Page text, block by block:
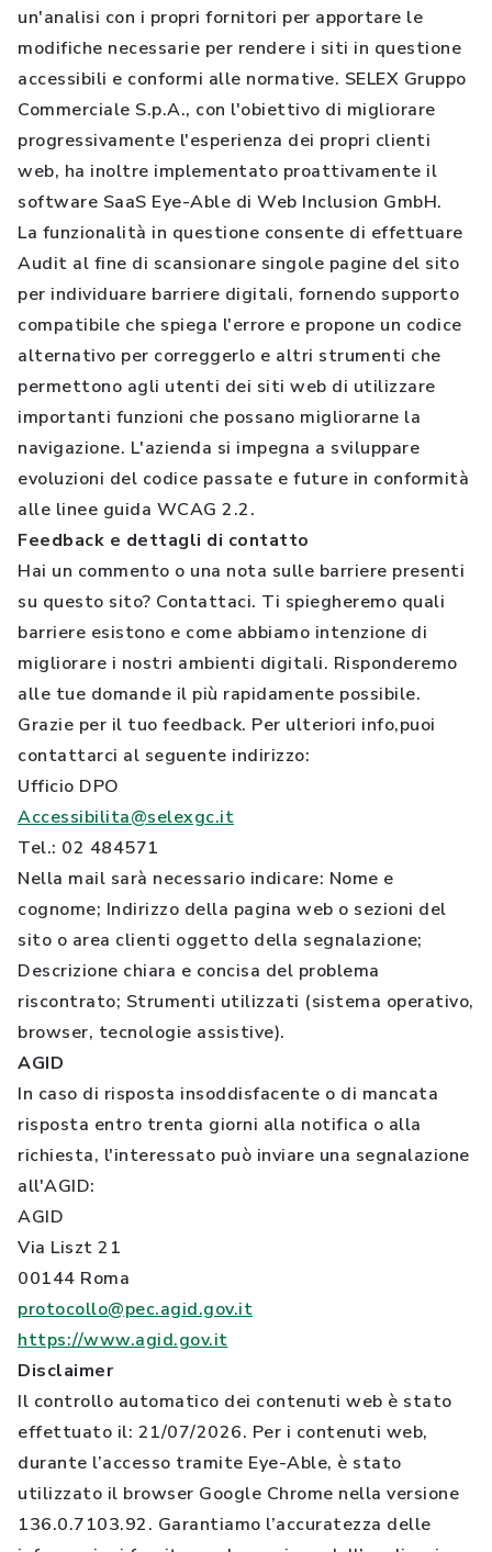
un'analisi con i propri fornitori per apportare le
modifiche necessarie per rendere i siti in questione
accessibili e conformi alle normative. SELEX Gruppo
Commerciale S.p.A., con l'obiettivo di migliorare
progressivamente l'esperienza dei propri clienti
web, ha inoltre implementato proattivamente il
software SaaS Eye-Able di Web Inclusion GmbH.
La funzionalità in questione consente di effettuare
Audit al fine di scansionare singole pagine del sito
per individuare barriere digitali, fornendo supporto
compatibile che spiega l'errore e propone un codice
alternativo per correggerlo e altri strumenti che
permettono agli utenti dei siti web di utilizzare
importanti funzioni che possano migliorarne la
navigazione. L'azienda si impegna a sviluppare
evoluzioni del codice passate e future in conformità
alle linee guida WCAG 2.2.
Feedback e dettagli di contatto
Hai un commento o una nota sulle barriere presenti
su questo sito? Contattaci. Ti spiegheremo quali
barriere esistono e come abbiamo intenzione di
migliorare i nostri ambienti digitali. Risponderemo
alle tue domande il più rapidamente possibile.
Grazie per il tuo feedback. Per ulteriori info,puoi
contattarci al seguente indirizzo:
Ufficio DPO
Accessibilita@selexgc.it
Tel.: 02 484571
Nella mail sarà necessario indicare: Nome e
cognome; Indirizzo della pagina web o sezioni del
sito o area clienti oggetto della segnalazione;
Descrizione chiara e concisa del problema
riscontrato; Strumenti utilizzati (sistema operativo,
browser, tecnologie assistive).
AGID
In caso di risposta insoddisfacente o di mancata
risposta entro trenta giorni alla notifica o alla
richiesta, l'interessato può inviare una segnalazione
all'AGID:
AGID
Via Liszt 21
00144 Roma
protocollo@pec.agid.gov.it
https://www.agid.gov.it
Disclaimer
Il controllo automatico dei contenuti web è stato
effettuato il: 21/07/2026. Per i contenuti web,
durante l’accesso tramite Eye-Able, è stato
utilizzato il browser Google Chrome nella versione
136.0.7103.92. Garantiamo l’accuratezza delle